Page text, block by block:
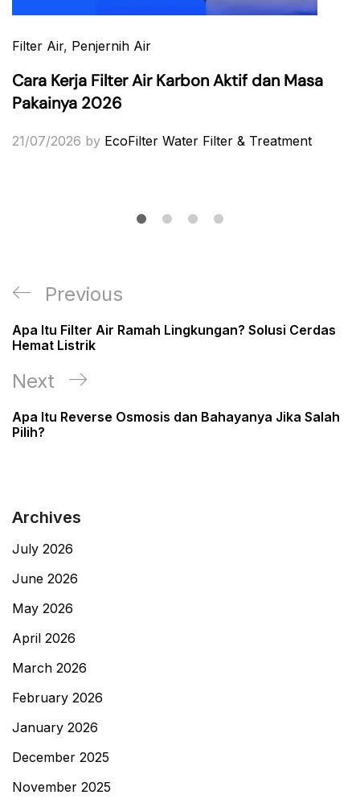
Filter Air, Penjernih Air
Cara Kerja Filter Air Karbon Aktif dan Masa
Pakainya 2026
21/07/2026 by EcoFilter Water Filter & Treatment
Post
Previous
Post
Previous
Apa Itu Filter Air Ramah Lingkungan? Solusi Cerdas
Hemat Listrik
Next
Post
Next
Apa Itu Reverse Osmosis dan Bahayanya Jika Salah
Pilih?
Archives
July 2026
June 2026
May 2026
April 2026
March 2026
February 2026
January 2026
December 2025
November 2025